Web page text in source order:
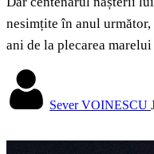
nesimțite în anul următor,
ani de la plecarea
Sever VOINESCU